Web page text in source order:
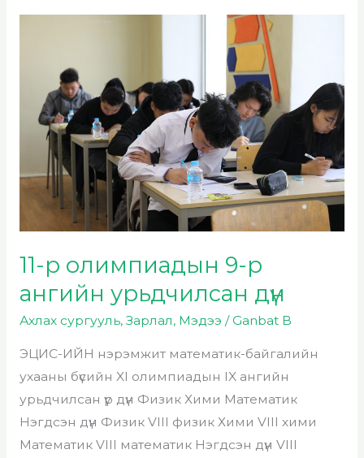
11-р олимпиадын 9-р
ангийн урьдчилсан дүн
Ахлах сургууль, Зарлал, Мэдээ /Ganbat B
ЭЦИС-ИЙН нэрэмжит математик-байгалийн
ухааны бүсийн XI олимпиадын IX ангийн
урьдчилсан үр дүн Физик Хими Математик
Нэгдсэн дүн Физик VIII физик Хими VIII хими
Математик VIII математик Нэгдсэн дүн VIII
олимпиадын
ангийн
урьдчилсан
дүн